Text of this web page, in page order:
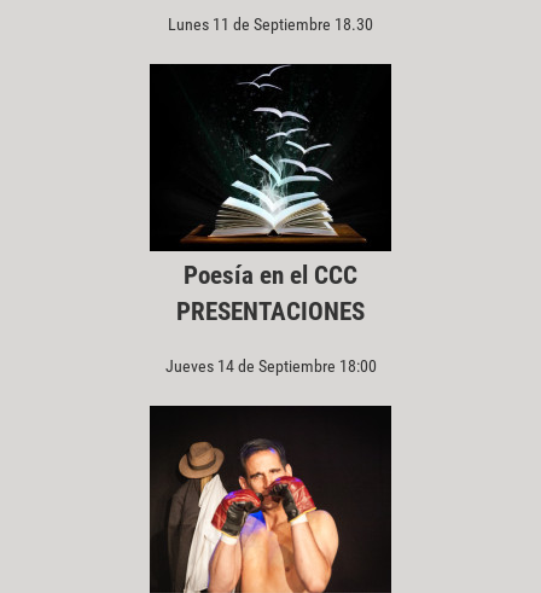
Lunes 11 de Septiembre 18.30
Poesía en el CCC
PRESENTACIONES
Jueves 14 de Septiembre 18:00